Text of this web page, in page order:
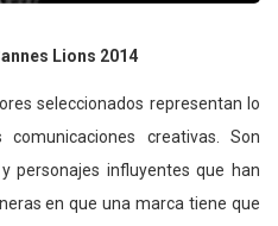
Lions 2014
seleccionados representan lo
creativas. Son
personajes influyentes que han
en que una marca tiene que